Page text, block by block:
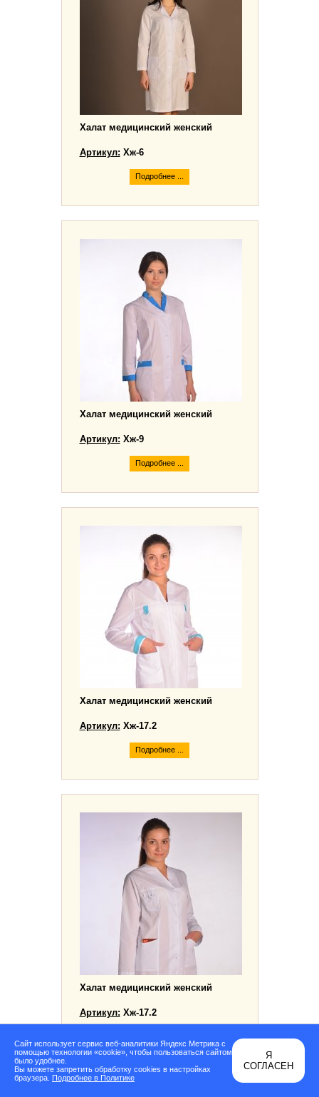
Халат медицинский женский
Артикул: Хж-6
Подробнее ...
Халат медицинский женский
Артикул: Хж-9
Подробнее ...
Халат медицинский женский
Артикул: Хж-17.2
Подробнее ...
Халат медицинский женский
Артикул: Хж-17.2
Сайт использует сервис веб-аналитики Яндекс Метрика с
помощью технологии «cookie», чтобы пользоваться сайтом
было удобнее.
Вы можете запретить обработку cookies в настройках
браузера. Подробнее в Политике
Я
СОГЛАСЕН